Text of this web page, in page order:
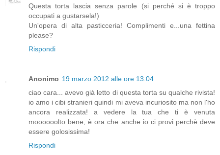
Questa torta lascia senza parole (si perché si è troppo
occupati a gustarsela!)
Un'opera di alta pasticceria! Complimenti e...una fettina
please?
Rispondi
Anonimo 19 marzo 2012 alle ore 13:04
ciao cara... avevo già letto di questa torta su qualche rivista!
io amo i cibi stranieri quindi mi aveva incuriosito ma non l'ho
ancora realizzata! a vedere la tua che ti è venuta
moooooolto bene, è ora che anche io ci provi perchè deve
essere golosissima!
Rispondi